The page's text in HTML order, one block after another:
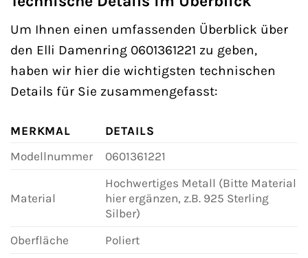
Um Ihnen einen umfassenden Überblick über
den Elli Damenring 0601361221 zu geben,
haben wir hier die wichtigsten technischen
Details für Sie zusammengefasst:
MERKMAL
DETAILS
Modellnummer
0601361221
Material
Hochwertiges Metall (Bitte Material
hier ergänzen, z.B. 925 Sterling
Silber)
Oberfläche
Poliert